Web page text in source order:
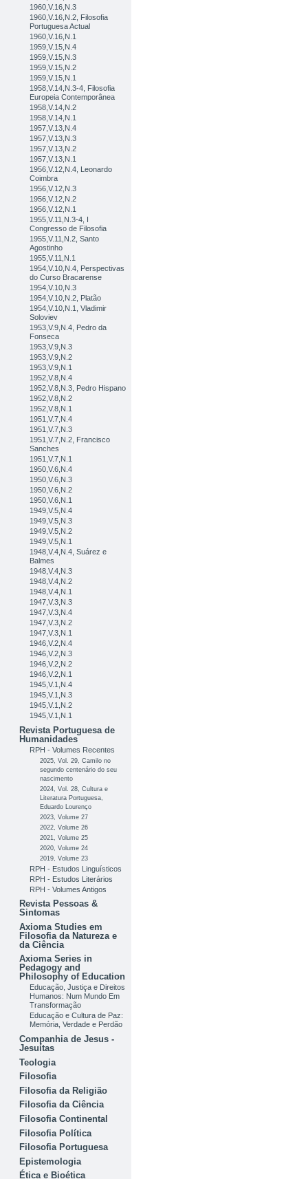
1960,V.16,N.3
1960,V.16,N.2, Filosofia
Portuguesa Actual
1960,V.16,N.1
1959,V.15,N.4
1959,V.15,N.3
1959,V.15,N.2
1959,V.15,N.1
1958,V.14,N.3-4, Filosofia
Europeia Contemporânea
1958,V.14,N.2
1958,V.14,N.1
1957,V.13,N.4
1957,V.13,N.3
1957,V.13,N.2
1957,V.13,N.1
1956,V.12,N.4, Leonardo
Coimbra
1956,V.12,N.3
1956,V.12,N.2
1956,V.12,N.1
1955,V.11,N.3-4, I
Congresso de Filosofia
1955,V.11,N.2, Santo
Agostinho
1955,V.11,N.1
1954,V.10,N.4, Perspectivas
do Curso Bracarense
1954,V.10,N.3
1954,V.10,N.2, Platão
1954,V.10,N.1, Vladimir
Soloviev
1953,V.9,N.4, Pedro da
Fonseca
1953,V.9,N.3
1953,V.9,N.2
1953,V.9,N.1
1952,V.8,N.4
1952,V.8,N.3, Pedro Hispano
1952,V.8,N.2
1952,V.8,N.1
1951,V.7,N.4
1951,V.7,N.3
1951,V.7,N.2, Francisco
Sanches
1951,V.7,N.1
1950,V.6,N.4
1950,V.6,N.3
1950,V.6,N.2
1950,V.6,N.1
1949,V.5,N.4
1949,V.5,N.3
1949,V.5,N.2
1949,V.5,N.1
1948,V.4,N.4, Suárez e
Balmes
1948,V.4,N.3
1948,V.4,N.2
1948,V.4,N.1
1947,V.3,N.3
1947,V.3,N.4
1947,V.3,N.2
1947,V.3,N.1
1946,V.2,N.4
1946,V.2,N.3
1946,V.2,N.2
1946,V.2,N.1
1945,V.1,N.4
1945,V.1,N.3
1945,V.1,N.2
1945,V.1,N.1
Revista Portuguesa de
Humanidades
RPH - Volumes Recentes
2025, Vol. 29, Camilo no
segundo centenário do seu
nascimento
2024, Vol. 28, Cultura e
Literatura Portuguesa,
Eduardo Lourenço
2023, Volume 27
2022, Volume 26
2021, Volume 25
2020, Volume 24
2019, Volume 23
RPH - Estudos Linguísticos
RPH - Estudos Literários
RPH - Volumes Antigos
Revista Pessoas &
Sintomas
Axioma Studies em
Filosofia da Natureza e
da Ciência
Axioma Series in
Pedagogy and
Philosophy of Education
Educação, Justiça e Direitos
Humanos: Num Mundo Em
Transformação
Educação e Cultura de Paz:
Memória, Verdade e Perdão
Companhia de Jesus -
Jesuítas
Teologia
Filosofia
Filosofia da Religião
Filosofia da Ciência
Filosofia Continental
Filosofia Política
Filosofia Portuguesa
Epistemologia
Ética e Bioética